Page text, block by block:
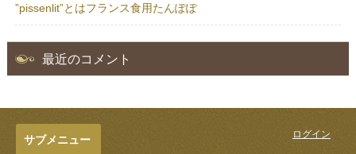
”pissenlit”とはフランス食用たんぽぽ
最近のコメント
サブメニュー ログイン